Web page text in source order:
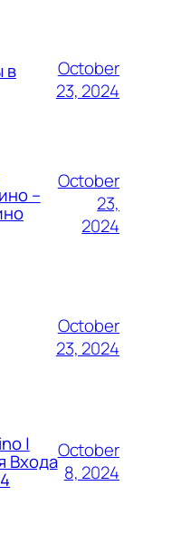
в
October
23, 2024
–
October
23,
2024
October
23, 2024
|
ВходаOctober
8, 2024